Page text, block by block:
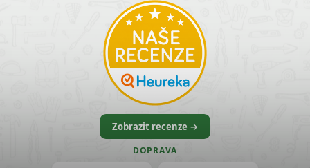
Zobrazit recenze →
DOPRAVA